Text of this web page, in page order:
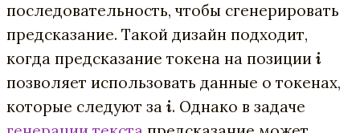
последовательность, чтобы сгенерировать
предсказание. Такой дизайн подходит,
когда предсказание токена на позиции i
позволяет использовать данные о токенах,
которые следуют за i. Однако в задаче